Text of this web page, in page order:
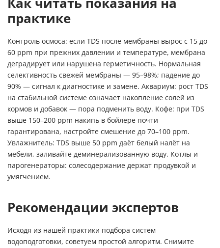
практике
Контроль осмоса: если TDS после мембраны вырос с 15 до
60 ppm при прежних давлении и температуре, мембрана
деградирует или нарушена герметичность. Нормальная
селективность свежей мембраны — 95–98%; падение до
90% — сигнал к диагностике и замене. Аквариум: рост TDS
на стабильной системе означает накопление солей из
кормов и добавок — пора подменить воду. Кофе: при TDS
выше 150–200 ppm накипь в бойлере почти
гарантирована, настройте смешение до 70–100 ppm.
Увлажнитель: TDS выше 50 ppm даёт белый налёт на
мебели, заливайте деминерализованную воду. Котлы и
парогенераторы: солесодержание держат продувкой и
умягчением.
Рекомендации экспертов
Исходя из нашей практики подбора систем
водоподготовки, советуем простой алгоритм. Снимите